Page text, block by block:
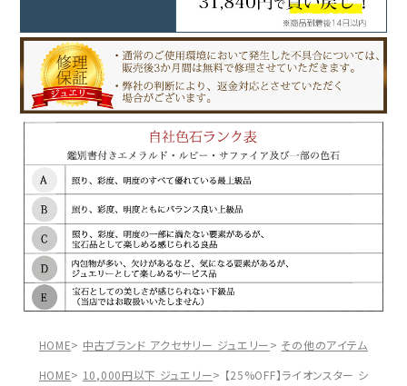
HOME 中古ブランド アクセサリー ジュエリー その他のアイテム
HOME
10,000円以下 ジュエリー 【25%OFF】ライオンスター シルバ